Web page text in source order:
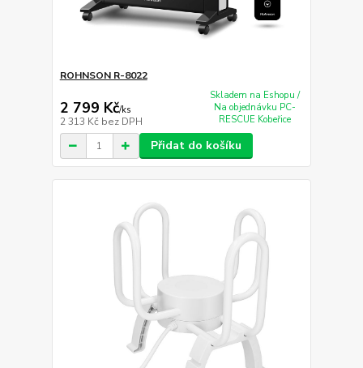
ROHNSON R-8022
2 799 Kč/ks
2 313 Kč bez DPH
Skladem na Eshopu /
Na objednávku PC-
RESCUE Kobeřice
Přidat do košíku